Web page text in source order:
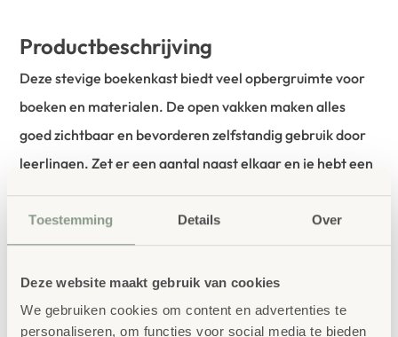
Toestemming Details Over
Deze website maakt gebruik van cookies
We gebruiken cookies om content en advertenties te
personaliseren, om functies voor social media te bieden
Productbeschrijving
Deze stevige boekenkast biedt veel opbergruimte voor
boeken en materialen. De open vakken maken alles
goed zichtbaar en bevorderen zelfstandig gebruik door
leerlingen. Zet er een aantal naast elkaar en je hebt een
overzichtelijke bibliotheek!
Hoogte 190cm breedte 94,4 of 126,4cm en in 3 dieptes
verstelbare legplanken maken hem flexibel inzetbaar.